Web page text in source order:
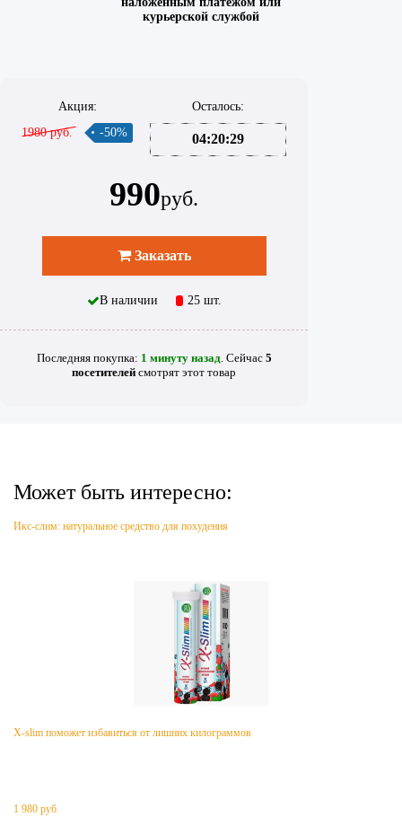
курьерской службой
Акция:
1980 руб.
-50%
Осталось:
04:20:29
990руб.
Заказать
В наличии 25 шт.
Последняя покупка: 1 минуту назад. Сейчас 5
посетителей смотрят этот товар
Может быть интересно:
Икс-слим: натуральное средство для похудения
X-slim поможет избавиться от лишних килограммов
1 980 руб